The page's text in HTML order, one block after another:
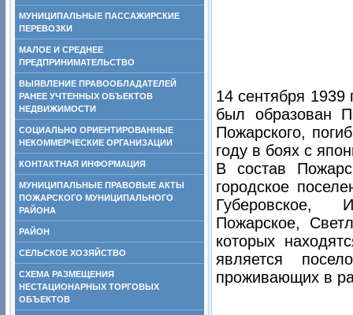
МУНИЦИПАЛЬНЫЕ ПАССАЖИРСКИЕ
ПЕРЕВОЗКИ
МАЛОЕ И СРЕДНЕЕ
ПРЕДПРИНИМАТЕЛЬСТВО
ВЫЯВЛЕНИЕ ПРАВООБЛАДАТЕЛЕЙ
РАНЕЕ УЧТЕННЫХ ОБЪЕКТОВ
НЕДВИЖИМОСТИ
СОЦИАЛЬНО ОРИЕНТИРОВАННЫЕ
НЕКОММЕРЧЕСКИЕ ОРГАНИЗАЦИИ
КОНТАКТНАЯ ИНФОРМАЦИЯ
МУНИЦИПАЛЬНЫЕ ПРАВОВЫЕ АКТЫ
ПОЖАРСКОГО МУНИЦИПАЛЬНОГО
РАЙОНА
РАЙОН
СЕЛЬСКОЕ ХОЗЯЙСТВО
СХЕМА РАЗМЕЩЕНИЯ
НЕСТАЦИОНАРНЫХ ТОРГОВЫХ
ОБЪЕКТОВ
14 сентября
был образован
Пожарского,
году в боях с
В состав
городское
Губеровское,
Пожарское,
которых
является
проживающих в